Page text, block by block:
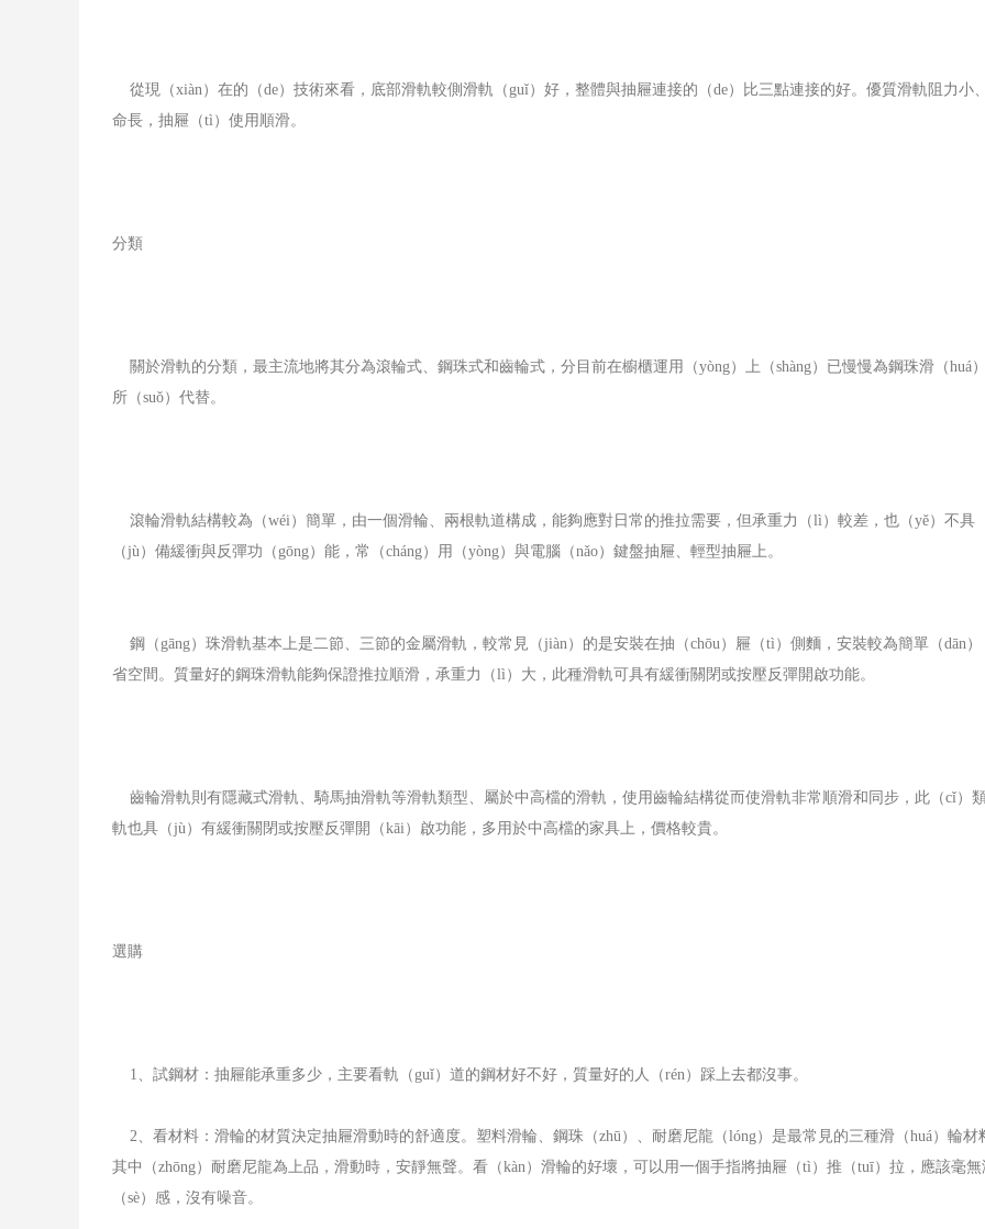
從現（xiàn）在的（de）技術來看，底部滑軌較側滑軌（guǐ）好，整體與抽屜連接的（de）比三點連接的好。優質滑軌阻力小
命長，抽屜（tì）使用順滑。
分類
關於滑軌的分類，最主流地將其分為滾輪式、鋼珠式和齒輪式，分目前在櫥櫃運用（yòng）上（shàng）已慢慢為鋼珠滑（huá
所（suǒ）代替。
滾輪滑軌結構較為（wéi）簡單，由一個滑輪、兩根軌道構成，能夠應對日常的推拉需要，但承重力（lì）較差，也（yě）不具
（jù）備緩衝與反彈功（gōng）能，常（cháng）用（yòng）與電腦（nǎo）鍵盤抽屜、輕型抽屜上。
鋼（gāng）珠滑軌基本上是二節、三節的金屬滑軌，較常見（jiàn）的是安裝在抽（chōu）屜（tì）側麵，安裝較為簡單（dān）
省空間。質量好的鋼珠滑軌能夠保證推拉順滑，承重力（lì）大，此種滑軌可具有緩衝關閉或按壓反彈開啟功能。
齒輪滑軌則有隱藏式滑軌、騎馬抽滑軌等滑軌類型、屬於中高檔的滑軌，使用齒輪結構從而使滑軌非常順滑和同步，此（cǐ）
軌也具（jù）有緩衝關閉或按壓反彈開（kāi）啟功能，多用於中高檔的家具上，價格較貴。
選購
1、試鋼材：抽屜能承重多少，主要看軌（guǐ）道的鋼材好不好，質量好的人（rén）踩上去都沒事。
2、看材料：滑輪的材質決定抽屜滑動時的舒適度。塑料滑輪、鋼珠（zhū）、耐磨尼龍（lóng）是最常見的三種滑（huá）輪材
其中（zhōng）耐磨尼龍為上品，滑動時，安靜無聲。看（kàn）滑輪的好壞，可以用一個手指將抽屜（tì）推（tuī）拉，應該毫無
（sè）感，沒有噪音。